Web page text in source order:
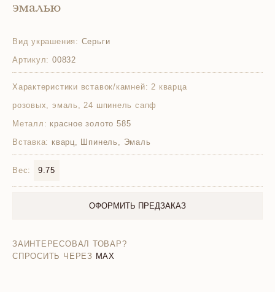
эмалью
Вид украшения: Серьги
Артикул: 00832
Характеристики вставок/камней: 2 кварца
розовых, эмаль, 24 шпинель сапф
Металл: красное золото 585
Вставка: кварц, Шпинель, Эмаль
Вес: 9.75
ОФОРМИТЬ ПРЕДЗАКАЗ
ЗАИНТЕРЕСОВАЛ ТОВАР?
СПРОСИТЬ ЧЕРЕЗ MAX